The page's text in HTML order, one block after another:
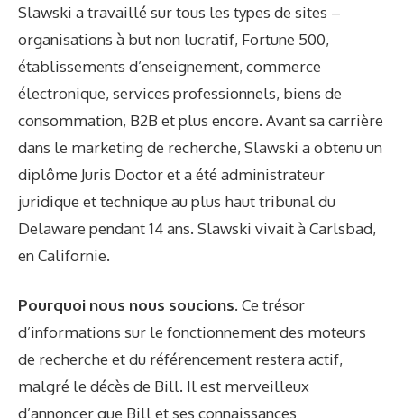
Slawski a travaillé sur tous les types de sites –
organisations à but non lucratif, Fortune 500,
établissements d’enseignement, commerce
électronique, services professionnels, biens de
consommation, B2B et plus encore. Avant sa carrière
dans le marketing de recherche, Slawski a obtenu un
diplôme Juris Doctor et a été administrateur
juridique et technique au plus haut tribunal du
Delaware pendant 14 ans. Slawski vivait à Carlsbad,
en Californie.
Pourquoi nous nous soucions. Ce trésor
d’informations sur le fonctionnement des moteurs
de recherche et du référencement restera actif,
malgré le décès de Bill. Il est merveilleux
d’annoncer que Bill et ses connaissances